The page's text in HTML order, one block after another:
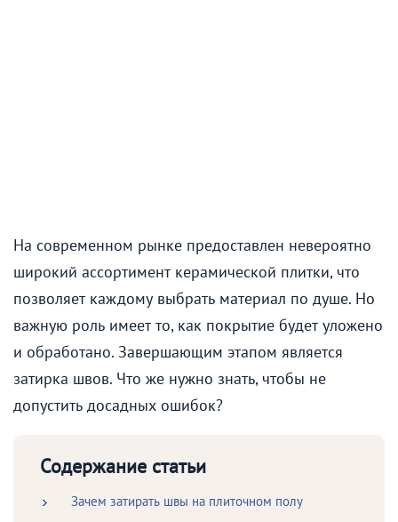
На современном рынке предоставлен невероятно
широкий ассортимент керамической плитки, что
позволяет каждому выбрать материал по душе. Но
важную роль имеет то, как покрытие будет уложено
и обработано. Завершающим этапом является
затирка швов. Что же нужно знать, чтобы не
допустить досадных ошибок?
Содержание статьи
Зачем затирать швы на плиточном полу